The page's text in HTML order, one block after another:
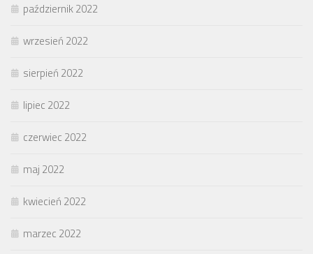
październik 2022
wrzesień 2022
sierpień 2022
lipiec 2022
czerwiec 2022
maj 2022
kwiecień 2022
marzec 2022